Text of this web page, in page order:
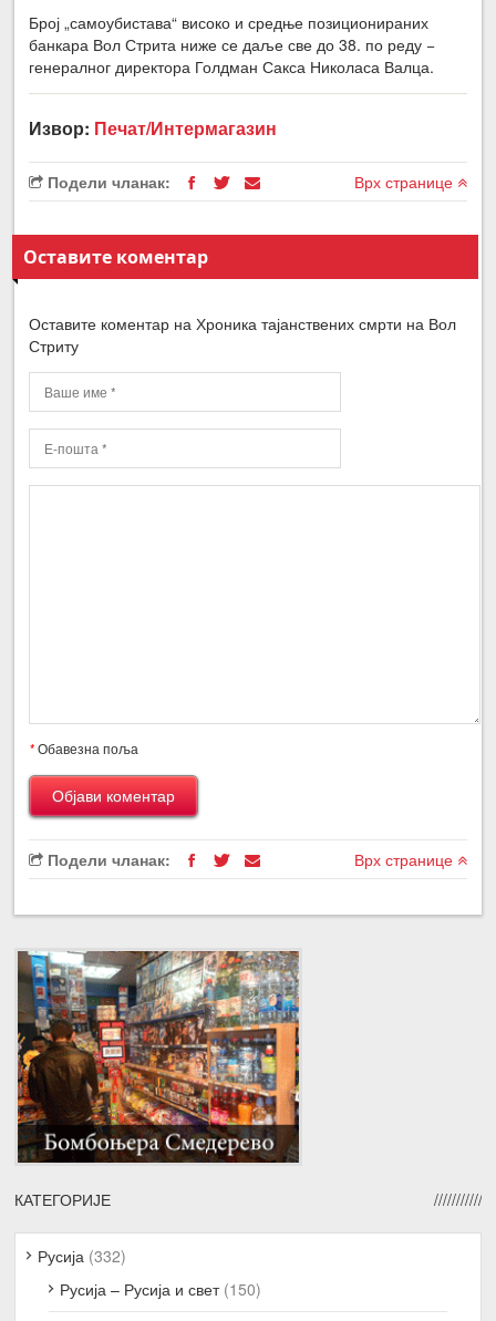
Број „самоубистава“ високо и средње позиционираних
банкара Вол Стрита ниже се даље све до 38. по реду −
генералног директора Голдман Сакса Николаса Валца.
Извор: Печат/Интермагазин
Подели чланак: Врх странице
Оставите коментар
Оставите коментар на Хроника тајанствених смрти на Вол
Стриту
*Обавезна поља
Подели чланак: Врх странице
КАТЕГОРИЈЕ
Русија (332)
Русија – Русија и свет(150)